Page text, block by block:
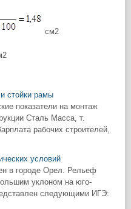
см2
стойки рамы
показатели на монтаж
Сталь Масса, т.
рабочих строителей,
условий
в городе Орел. Рельеф
уклоном на юго-
следующими ИГЭ: